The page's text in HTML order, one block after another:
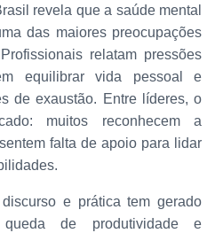
revela que a saúde mental
das maiores preocupações
relatam pressões
equilibrar vida pessoal e
de exaustão. Entre líderes, o
muitos reconhecem a
falta de apoio para lidar
e prática tem gerado
de produtividade e